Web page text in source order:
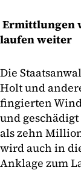
Ermittlungen
laufen weiter
Die
Holt und
fingierten
und
als zehn
wird auch in
Anklage zum